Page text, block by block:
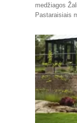
medžiagos
Pastaraisiais